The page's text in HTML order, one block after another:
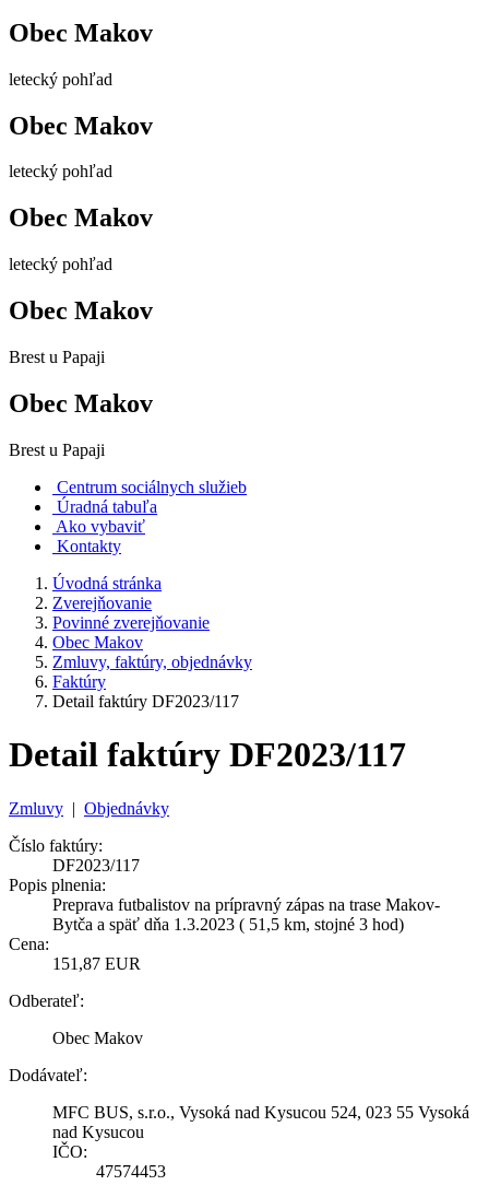
Obec Makov
letecký pohľad
Obec Makov
letecký pohľad
Obec Makov
letecký pohľad
Obec Makov
Brest u Papaji
Obec Makov
Brest u Papaji
Centrum sociálnych služieb
Úradná tabuľa
Ako vybaviť
Kontakty
Úvodná stránka
Zverejňovanie
Povinné zverejňovanie
Obec Makov
Zmluvy, faktúry, objednávky
Faktúry
Detail faktúry DF2023/117
Detail faktúry DF2023/117
Zmluvy | Objednávky
Číslo faktúry:
DF2023/117
Popis plnenia:
Preprava futbalistov na prípravný zápas na trase Makov-
Bytča a späť dňa 1.3.2023 ( 51,5 km, stojné 3 hod)
Cena:
151,87 EUR
Odberateľ:
Obec Makov
Dodávateľ:
MFC BUS, s.r.o., Vysoká nad Kysucou 524, 023 55 Vysoká
nad Kysucou
IČO:
47574453